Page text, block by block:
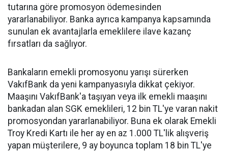
tutarına göre promosyon ödemesinden
yararlanabiliyor. Banka ayrıca kampanya kapsamında
sunulan ek avantajlarla emeklilere ilave kazanç
fırsatları da sağlıyor.
Bankaların emekli promosyonu yarışı sürerken
VakıfBank da yeni kampanyasıyla dikkat çekiyor.
Maaşını VakıfBank'a taşıyan veya ilk emekli maaşını
bankadan alan SGK emeklileri, 12 bin TL'ye varan nakit
promosyondan yararlanabiliyor. Buna ek olarak Emekli
Troy Kredi Kartı ile her ay en az 1.000 TL'lik alışveriş
yapan müşterilere, 9 ay boyunca toplam 18 bin TL'ye